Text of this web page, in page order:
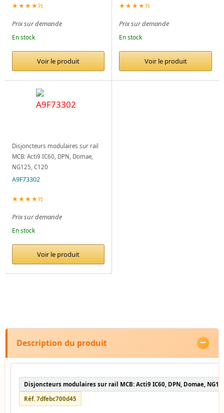
★★★★½
Prix sur demande
En stock
Voir le produit
★★★★½
Prix sur demande
En stock
Voir le produit
Disjoncteurs modulaires sur rail
MCB: Acti9 IC60, DPN, Domae,
NG125, C120
A9F73302
★★★★½
Prix sur demande
En stock
Voir le produit
Description du produit
Disjoncteurs modulaires sur rail MCB: Acti9 IC60, DPN, Domae,
Réf. 7dfebc700d45